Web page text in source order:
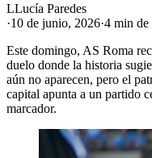
LLucía Paredes
·10 de junio, 2026·4 min de
Este domingo, AS Roma
duelo donde la historia
aún no aparecen, pero el
capital apunta a un partido
marcador.